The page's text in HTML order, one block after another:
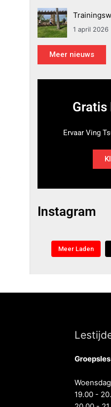
1 april 2026
Meer nieuws
Gratis
Ervaar Ving
Instagram
Meer Laden
Groepsles
Woensdag
19.00 -